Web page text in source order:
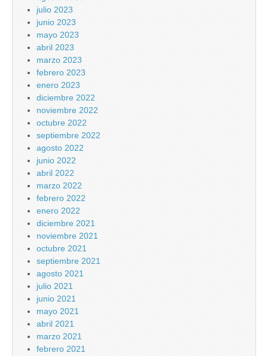
julio 2023
junio 2023
mayo 2023
abril 2023
marzo 2023
febrero 2023
enero 2023
diciembre 2022
noviembre 2022
octubre 2022
septiembre 2022
agosto 2022
junio 2022
abril 2022
marzo 2022
febrero 2022
enero 2022
diciembre 2021
noviembre 2021
octubre 2021
septiembre 2021
agosto 2021
julio 2021
junio 2021
mayo 2021
abril 2021
marzo 2021
febrero 2021